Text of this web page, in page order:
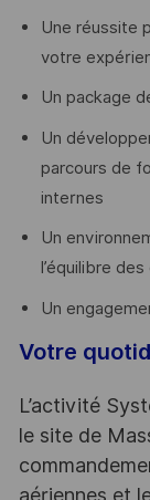
Une réussite
votre
Un package
Un
parcours de
internes
Un
l’équilibre
Un
Votre
L’activité
le site de
aériennes et